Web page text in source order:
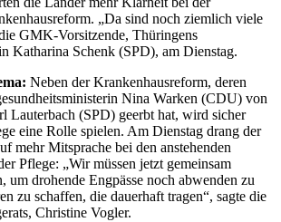
„Da sind noch ziemlich viele
GMK-Vorsitzende, Thüringens
Katharina Schenk (SPD), am Dienstag.
Neben der Krankenhausreform, deren
Nina Warken (CDU) von
Lauterbach (SPD) geerbt hat, wird sicher
eine Rolle spielen. Am Dienstag drang der
mehr Mitsprache bei den anstehenden
Pflege: „Wir müssen jetzt gemeinsam
um drohende Engpässe noch abwenden zu
zu schaffen, die dauerhaft tragen“, sagte die
Christine Vogler.